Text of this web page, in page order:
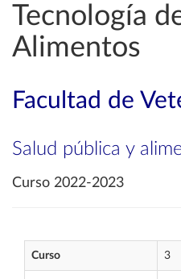
Tecnología
Alimentos
Facultad de
Salud pública y
Curso 2022-2023
Curso 3